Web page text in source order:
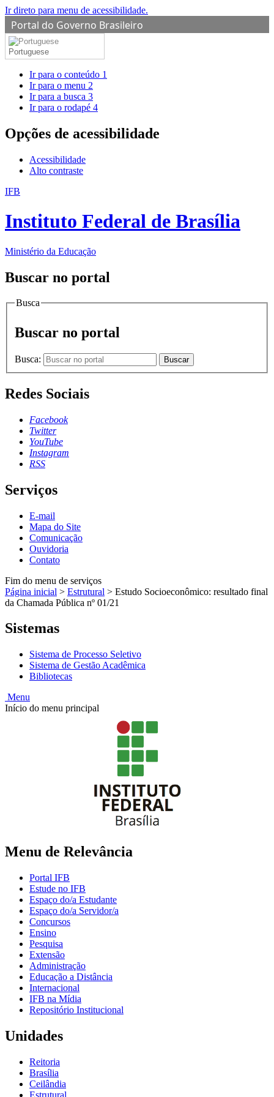
Ir direto para menu de acessibilidade.
Portal do Governo Brasileiro
Portuguese
Ir para o conteúdo 1
Ir para o menu 2
Ir para a busca 3
Ir para o rodapé 4
Opções de acessibilidade
Acessibilidade
Alto contraste
IFB
Instituto Federal de Brasília
Ministério da Educação
Buscar no portal
Busca
Buscar no portal
Busca: Buscar
Redes Sociais
Facebook
Twitter
YouTube
Instagram
RSS
Serviços
E-mail
Mapa do Site
Comunicação
Ouvidoria
Contato
Fim do menu de serviços
Página inicial > Estrutural > Estudo Socioeconômico: resultado final
da Chamada Pública nº 01/21
Sistemas
Sistema de Processo Seletivo
Sistema de Gestão Acadêmica
Bibliotecas
Menu
Início do menu principal
Menu de Relevância
Portal IFB
Estude no IFB
Espaço do/a Estudante
Espaço do/a Servidor/a
Concursos
Ensino
Pesquisa
Extensão
Administração
Educação a Distância
Internacional
IFB na Mídia
Repositório Institucional
Unidades
Reitoria
Brasília
Ceilândia
Estrutural